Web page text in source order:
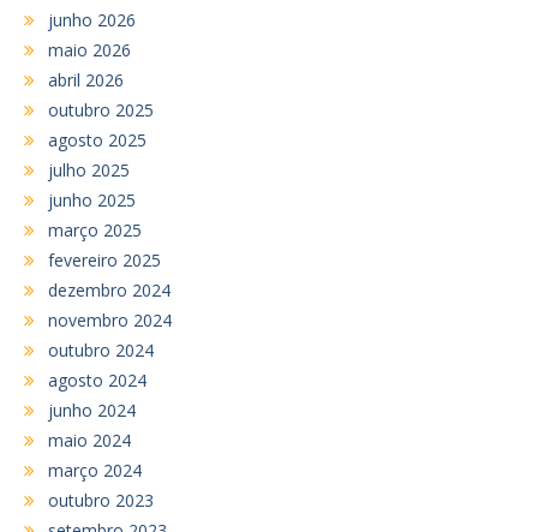
junho 2026
maio 2026
abril 2026
outubro 2025
agosto 2025
julho 2025
junho 2025
março 2025
fevereiro 2025
dezembro 2024
novembro 2024
outubro 2024
agosto 2024
junho 2024
maio 2024
março 2024
outubro 2023